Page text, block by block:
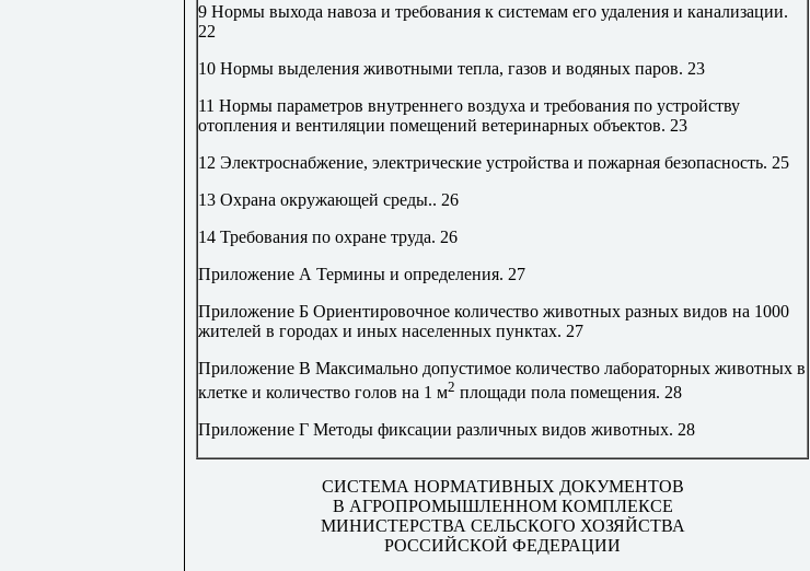
9 Нормы выхода навоза и требования к системам его удаления и канализации.
22
10 Нормы выделения животными тепла, газов и водяных паров. 23
11 Нормы параметров внутреннего воздуха и требования по устройству
отопления и вентиляции помещений ветеринарных объектов. 23
12 Электроснабжение, электрические устройства и пожарная безопасность. 25
13 Охрана окружающей среды.. 26
14 Требования по охране труда. 26
Приложение А Термины и определения. 27
Приложение Б Ориентировочное количество животных разных видов на 1000
жителей в городах и иных населенных пунктах. 27
Приложение В Максимально допустимое количество лабораторных животных в
клетке и количество голов на 1 м2 площади пола помещения. 28
Приложение Г Методы фиксации различных видов животных. 28
СИСТЕМА НОРМАТИВНЫХ ДОКУМЕНТОВ
В АГРОПРОМЫШЛЕННОМ КОМПЛЕКСЕ
МИНИСТЕРСТВА СЕЛЬСКОГО ХОЗЯЙСТВА
РОССИЙСКОЙ ФЕДЕРАЦИИ